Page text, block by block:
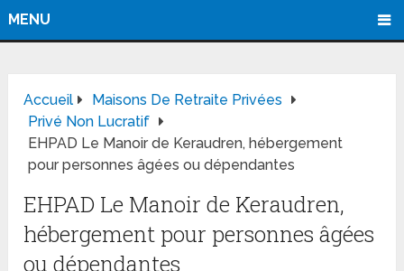
MENU
Accueil
Maisons De Retraite Privées
Privé Non Lucratif
EHPAD Le Manoir de Keraudren, hébergement
pour personnes âgées ou dépendantes
EHPAD Le Manoir de Keraudren,
hébergement pour personnes âgées
ou dépendantes